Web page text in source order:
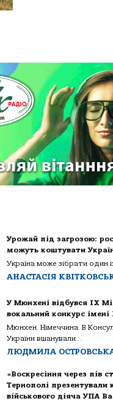
Урожай під загрозою:
можуть коштувати
Україна може зібрати один
АНАСТАСІЯ
У Мюнхені відбувся IX
вокальний конкурс імені
Мюнхен. Німеччина. В
України вшанували...
ЛЮДМИЛА
«Воскресіння через пів
Тернополі презентували
військового діяча УПА